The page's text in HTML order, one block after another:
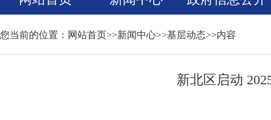
您当前的位置： 网站首页>>新闻中心>>基层动态>>内容
新北区启动